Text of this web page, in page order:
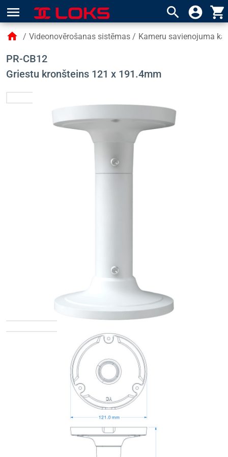
menu search account_circle shopping_cart
home / Videonovērošanas sistēmas / Kameru savienojuma
PR-CB12
Griestu kronšteins 121 x 191.4mm